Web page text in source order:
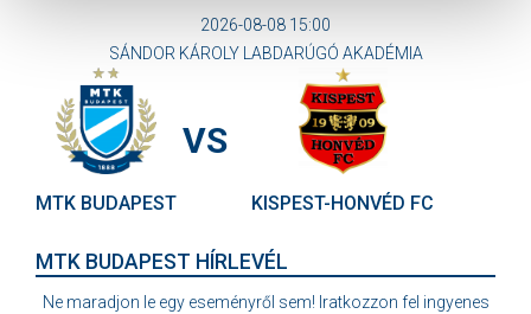
2026-08-08 15:00
SÁNDOR KÁROLY LABDARÚGÓ AKADÉMIA
MTK BUDAPEST
VS
KISPEST-HONVÉD FC
MTK BUDAPEST HÍRLEVÉL
Ne maradjon le egy eseményről sem! Iratkozzon fel ingyenes